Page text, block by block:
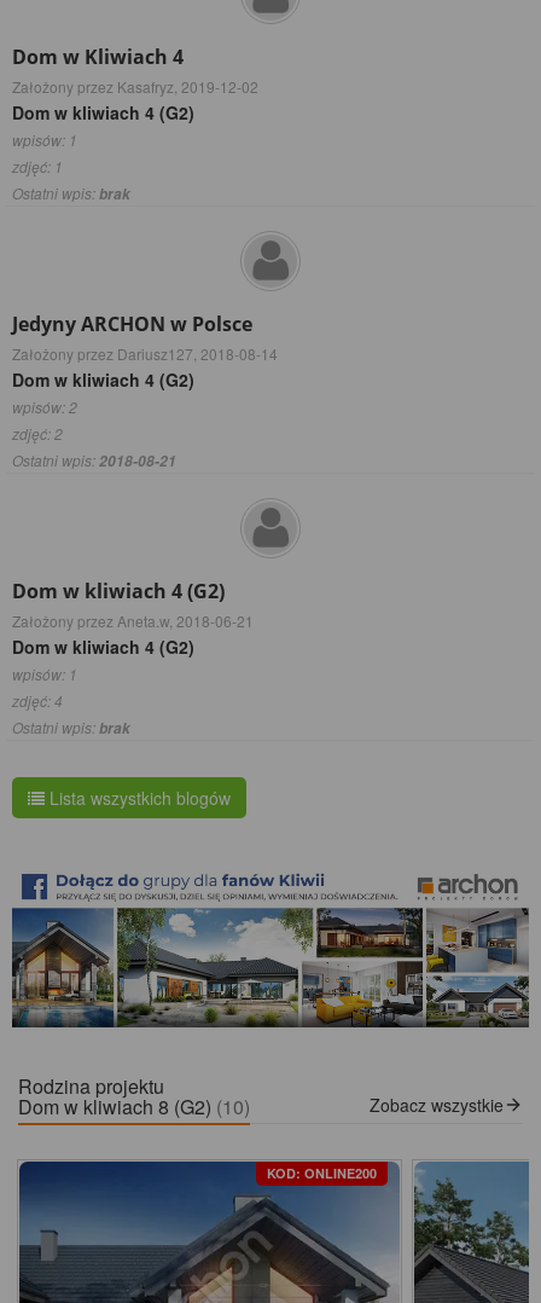
Dom w Kliwiach 4
Założony przez Kasafryz, 2019-12-02
Dom w kliwiach 4 (G2)
wpisów: 1
zdjęć: 1
Ostatni wpis:brak
Jedyny ARCHON w Polsce
Założony przez Dariusz127, 2018-08-14
Dom w kliwiach 4 (G2)
wpisów: 2
zdjęć: 2
Ostatni wpis:2018-08-21
Dom w kliwiach 4 (G2)
Założony przez Aneta.w, 2018-06-21
Dom w kliwiach 4 (G2)
wpisów: 1
zdjęć: 4
Ostatni wpis:brak
Lista wszystkich blogów
Rodzina projektu
Dom w kliwiach 8 (G2) (10) Zobacz wszystkie
KOD: ONLINE200